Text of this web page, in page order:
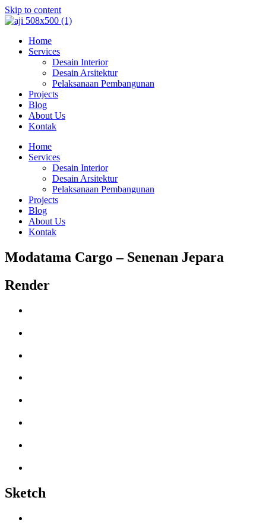
Skip to content
Home
Services
Desain Interior
Desain Arsitektur
Pelaksanaan Pembangunan
Projects
Blog
About Us
Kontak
Home
Services
Desain Interior
Desain Arsitektur
Pelaksanaan Pembangunan
Projects
Blog
About Us
Kontak
Modatama Cargo – Senenan Jepara
Render
Sketch